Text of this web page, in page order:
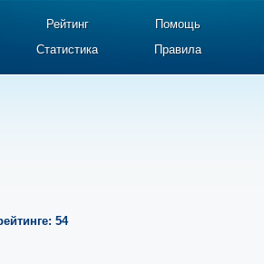
Рейтинг Помощь
Статистика Правила
54